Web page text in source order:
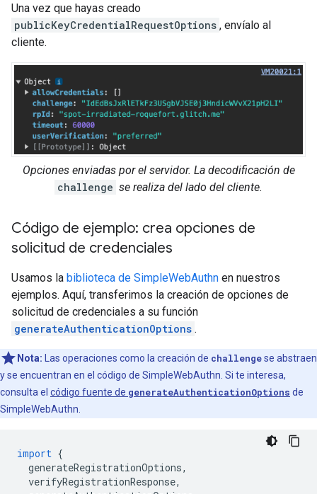
Una vez que hayas creado
publicKeyCredentialRequestOptions , envíalo al
cliente.
Opciones enviadas por el servidor. La decodificación de
challenge se realiza del lado del cliente.
Código de ejemplo: crea opciones de
solicitud de credenciales
Usamos la biblioteca de SimpleWebAuthn en nuestros
ejemplos. Aquí, transferimos la creación de opciones de
solicitud de credenciales a su función
generateAuthenticationOptions .
Nota: Las operaciones como la creación de challengese abstraen
y se encuentran en el código de SimpleWebAuthn. Si te interesa,
consulta el código fuente de generateAuthenticationOptions de
SimpleWebAuthn.
import {
generateRegistrationOptions,
verifyRegistrationResponse,